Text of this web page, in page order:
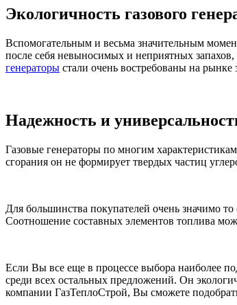
Экологичность газового
Вспомогательным и весьма значительным
после себя невыносимых и неприятных
генераторы стали очень востребованы на
Надежность и
Газовые генераторы по многим
сгорания он не формирует твердых частиц
Для большинства покупателей очень значимо
Соотношение составных элементов топлива
Если Вы все еще в процессе выбора наиболее
среди всех остальных предложений. Он
компании ГазТеплоСтрой, Вы сможете